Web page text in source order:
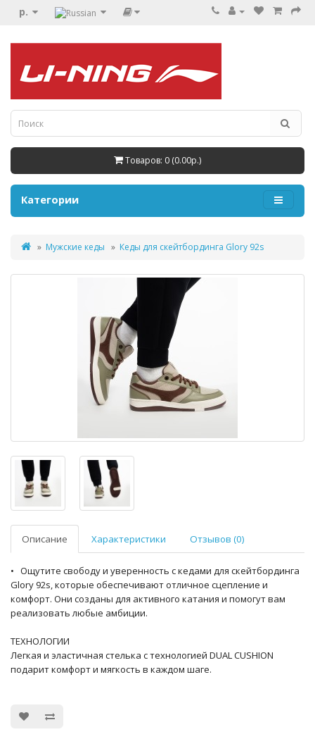
р.
Товаров: 0 (0.00р.)
Категории
Мужские кеды Кеды для скейтбординга Glory 92s
Описание Характеристики Отзывов (0)
• Ощутите свободу и уверенность с кедами для скейтбординга
Glory 92s, которые обеспечивают отличное сцепление и
комфорт. Они созданы для активного катания и помогут вам
реализовать любые амбиции.
ТЕХНОЛОГИИ
Легкая и эластичная стелька с технологией DUAL CUSHION
подарит комфорт и мягкость в каждом шаге.